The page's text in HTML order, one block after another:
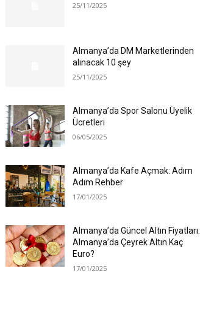
25/11/2025
Almanya’da DM Marketlerinden
alınacak 10 şey
25/11/2025
Almanya’da Spor Salonu Üyelik
Ücretleri
06/05/2025
Almanya’da Kafe Açmak: Adım
Adım Rehber
17/01/2025
Almanya’da Güncel Altın Fiyatları:
Almanya’da Çeyrek Altın Kaç
Euro?
17/01/2025